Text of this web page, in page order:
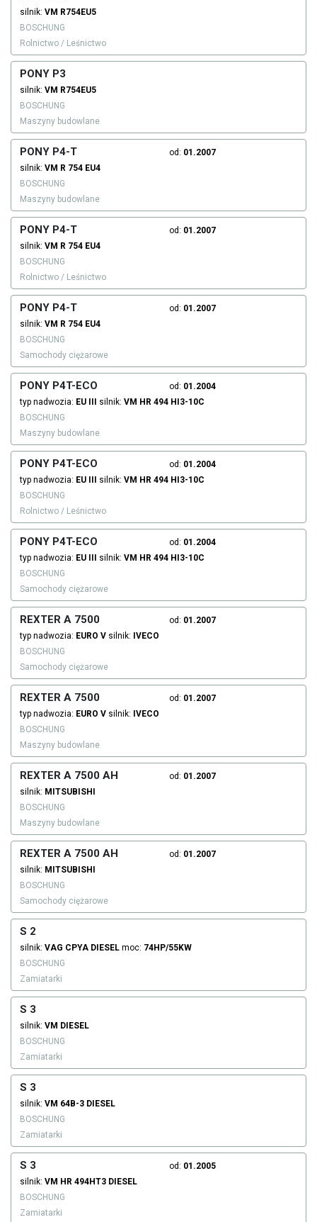
silnik: VM R754EU5
BOSCHUNG
Rolnictwo / Leśnictwo
PONY P3
silnik: VM R754EU5
BOSCHUNG
Maszyny budowlane
PONY P4-T od: 01.2007
silnik: VM R 754 EU4
BOSCHUNG
Maszyny budowlane
PONY P4-T od: 01.2007
silnik: VM R 754 EU4
BOSCHUNG
Rolnictwo / Leśnictwo
PONY P4-T od: 01.2007
silnik: VM R 754 EU4
BOSCHUNG
Samochody ciężarowe
PONY P4T-ECO od: 01.2004
typ nadwozia: EU III silnik: VM HR 494 HI3-10C
BOSCHUNG
Maszyny budowlane
PONY P4T-ECO od: 01.2004
typ nadwozia: EU III silnik: VM HR 494 HI3-10C
BOSCHUNG
Rolnictwo / Leśnictwo
PONY P4T-ECO od: 01.2004
typ nadwozia: EU III silnik: VM HR 494 HI3-10C
BOSCHUNG
Samochody ciężarowe
REXTER A 7500 od: 01.2007
typ nadwozia: EURO V silnik: IVECO
BOSCHUNG
Samochody ciężarowe
REXTER A 7500 od: 01.2007
typ nadwozia: EURO V silnik: IVECO
BOSCHUNG
Maszyny budowlane
REXTER A 7500 AH od: 01.2007
silnik: MITSUBISHI
BOSCHUNG
Maszyny budowlane
REXTER A 7500 AH od: 01.2007
silnik: MITSUBISHI
BOSCHUNG
Samochody ciężarowe
S 2
silnik: VAG CPYA DIESEL moc: 74HP/55KW
BOSCHUNG
Zamiatarki
S 3
silnik: VM DIESEL
BOSCHUNG
Zamiatarki
S 3
silnik: VM 64B-3 DIESEL
BOSCHUNG
Zamiatarki
S 3 od: 01.2005
silnik: VM HR 494HT3 DIESEL
BOSCHUNG
Zamiatarki